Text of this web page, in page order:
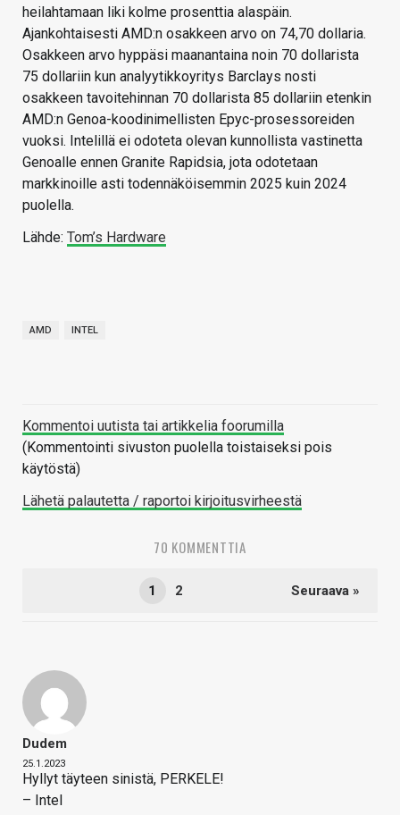
heilahtamaan liki kolme prosenttia alaspäin.
Ajankohtaisesti AMD:n osakkeen arvo on 74,70 dollaria.
Osakkeen arvo hyppäsi maanantaina noin 70 dollarista
75 dollariin kun analyytikkoyritys Barclays nosti
osakkeen tavoitehinnan 70 dollarista 85 dollariin etenkin
AMD:n Genoa-koodinimellisten Epyc-prosessoreiden
vuoksi. Intelillä ei odoteta olevan kunnollista vastinetta
Genoalle ennen Granite Rapidsia, jota odotetaan
markkinoille asti todennäköisemmin 2025 kuin 2024
puolella.
Lähde: Tom’s Hardware
AMD INTEL
Kommentoi uutista tai artikkelia foorumilla
(Kommentointi sivuston puolella toistaiseksi pois
käytöstä)
Lähetä palautetta / raportoi kirjoitusvirheestä
70 KOMMENTTIA
1 2 Seuraava »
Dudem
25.1.2023
Hyllyt täyteen sinistä, PERKELE!
– Intel